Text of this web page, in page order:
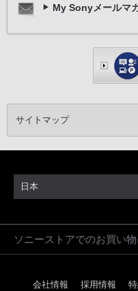
My Sonyメールマ
サイトマップ
日本
ソニーストアでのお買い
会社情報 採用情報